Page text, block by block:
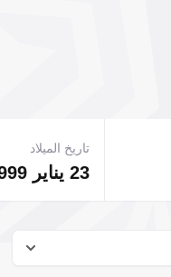
23 يناير 1999
تاريخ الميلاد